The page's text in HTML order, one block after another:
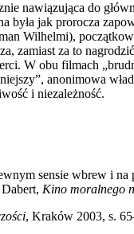
nawiązująca do
jak prorocza
Wilhelmi),
zamiast za to
W obu filmach
anonimowa
i niezależność.
sensie wbrew i
Kino moralnego
, Kraków 2003, s.